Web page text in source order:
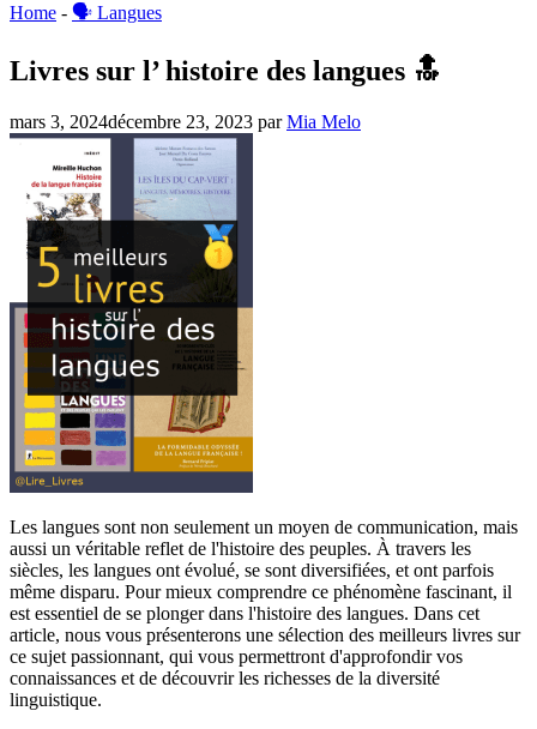
Home - 🗣 Langues
Livres sur l’ histoire des langues 🔝
mars 3, 2024décembre 23, 2023 parMia Melo
Les langues sont non seulement un moyen de communication, mais
aussi un véritable reflet de l'histoire des peuples. À travers les
siècles, les langues ont évolué, se sont diversifiées, et ont parfois
même disparu. Pour mieux comprendre ce phénomène fascinant, il
est essentiel de se plonger dans l'histoire des langues. Dans cet
article, nous vous présenterons une sélection des meilleurs livres sur
ce sujet passionnant, qui vous permettront d'approfondir vos
connaissances et de découvrir les richesses de la diversité
linguistique.